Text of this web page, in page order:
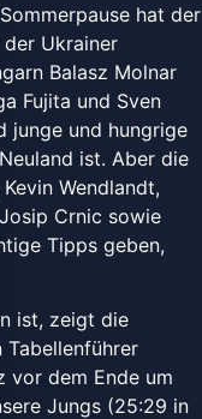
hat der
Ukrainer
Balasz Molnar
Fujita und Sven
junge und hungrige
ist. Aber die
Wendlandt,
Crnic sowie
Tipps geben,
ist, zeigt die
vor dem Ende um
Jungs (25:29 in